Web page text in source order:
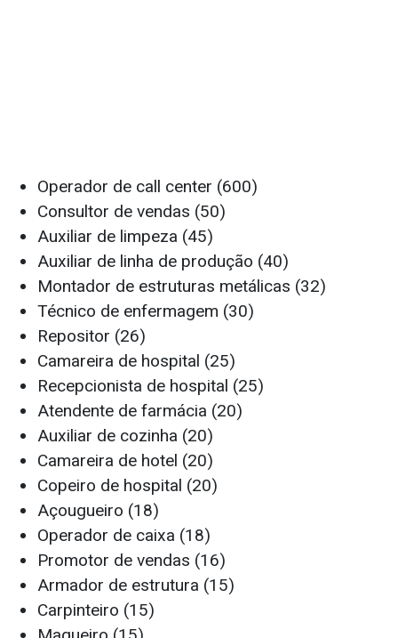
Operador de call center (600)
Consultor de vendas (50)
Auxiliar de limpeza (45)
Auxiliar de linha de produção (40)
Montador de estruturas metálicas (32)
Técnico de enfermagem (30)
Repositor (26)
Camareira de hospital (25)
Recepcionista de hospital (25)
Atendente de farmácia (20)
Auxiliar de cozinha (20)
Camareira de hotel (20)
Copeiro de hospital (20)
Açougueiro (18)
Operador de caixa (18)
Promotor de vendas (16)
Armador de estrutura (15)
Carpinteiro (15)